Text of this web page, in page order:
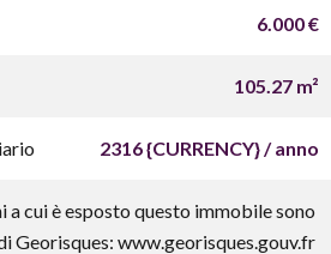
6.000 €
105.27 m²
2316 {CURRENCY} / anno
a cui è esposto questo immobile sono
Georisques: www.georisques.gouv.fr